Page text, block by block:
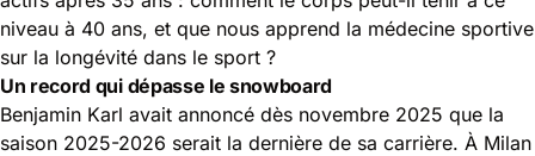
niveau à 40 ans, et que nous apprend la médecine sportive
sur la longévité dans le sport ?
Un record qui dépasse le snowboard
Benjamin Karl avait annoncé dès novembre 2025 que la
saison 2025-2026 serait la dernière de sa carrière. À Milan